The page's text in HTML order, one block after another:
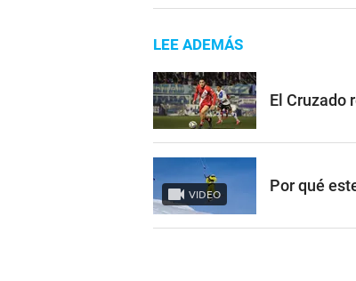
LEE ADEMÁS
El Cruzado
VIDEO Por qué